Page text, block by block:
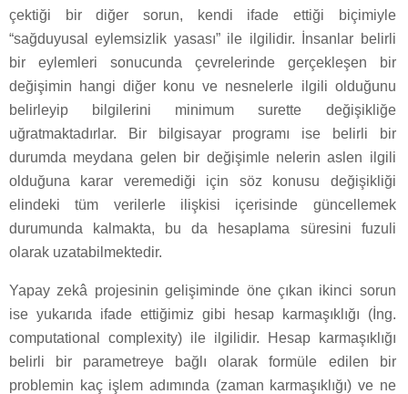
çektiği bir diğer sorun, kendi ifade ettiği biçimiyle
“sağduyusal eylemsizlik yasası” ile ilgilidir. İnsanlar belirli
bir eylemleri sonucunda çevrelerinde gerçekleşen bir
değişimin hangi diğer konu ve nesnelerle ilgili olduğunu
belirleyip bilgilerini minimum surette değişikliğe
uğratmaktadırlar. Bir bilgisayar programı ise belirli bir
durumda meydana gelen bir değişimle nelerin aslen ilgili
olduğuna karar veremediği için söz konusu değişikliği
elindeki tüm verilerle ilişkisi içerisinde güncellemek
durumunda kalmakta, bu da hesaplama süresini fuzuli
olarak uzatabilmektedir.
Yapay zekâ projesinin gelişiminde öne çıkan ikinci sorun
ise yukarıda ifade ettiğimiz gibi hesap karmaşıklığı (İng.
computational complexity) ile ilgilidir. Hesap karmaşıklığı
belirli bir parametreye bağlı olarak formüle edilen bir
problemin kaç işlem adımında (zaman karmaşıklığı) ve ne